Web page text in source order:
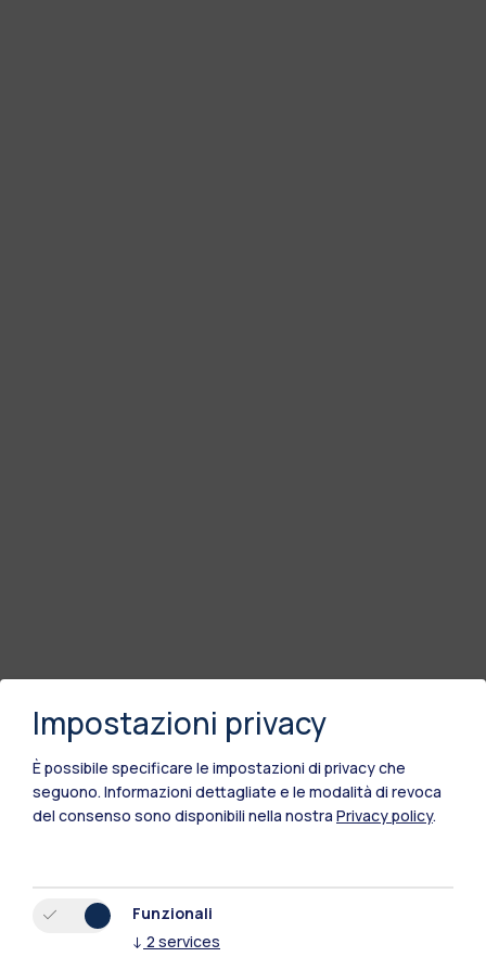
Impostazioni privacy
È possibile specificare le impostazioni di privacy che
seguono. Informazioni dettagliate e le modalità di revoca
del consenso sono disponibili nella nostra Privacy policy.
Funzionali
↓ 2 services